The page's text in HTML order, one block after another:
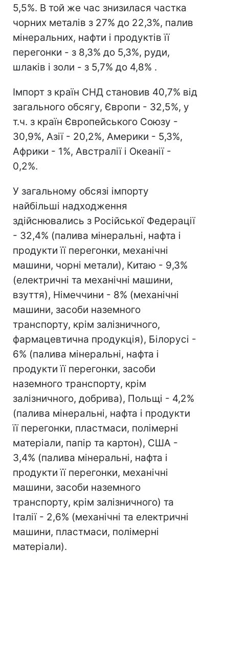
5,5%. В той же час знизилася частка
чорних металів з 27% до 22,3%, палив
мінеральних, нафти і продуктів її
перегонки - з 8,3% до 5,3%, руди,
шлаків і золи - з 5,7% до 4,8% .
Імпорт з країн СНД становив 40,7% від
загального обсягу, Європи - 32,5%, у
т.ч. з країн Європейського Союзу -
30,9%, Азії - 20,2%, Америки - 5,3%,
Африки - 1%, Австралії і Океанії -
0,2%.
У загальному обсязі імпорту
найбільші надходження
здійснювались з Російської Федерації
- 32,4% (палива мінеральні, нафта і
продукти її перегонки, механічні
машини, чорні метали), Китаю - 9,3%
(електричні та механічні машини,
взуття), Німеччини - 8% (механічні
машини, засоби наземного
транспорту, крім залізничного,
фармацевтична продукція), Білорусі -
6% (палива мінеральні, нафта і
продукти її перегонки, засоби
наземного транспорту, крім
залізничного, добрива), Польщі - 4,2%
(палива мінеральні, нафта і продукти
її перегонки, пластмаси, полімерні
матеріали, папір та картон), США -
3,4% (палива мінеральні, нафта і
продукти її перегонки, механічні
машини, засоби наземного
транспорту, крім залізничного) та
Італії - 2,6% (механічні та електричні
машини, пластмаси, полімерні
матеріали).